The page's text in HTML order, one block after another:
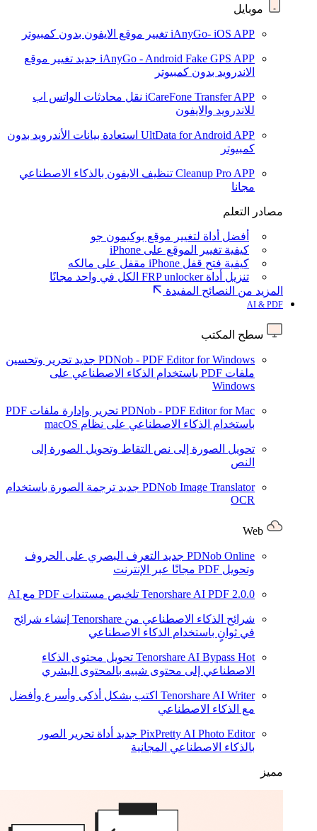
موبايل
iAnyGo- iOS APP تغيير موقع الايفون بدون كمبيوتر
iAnyGo - Android Fake GPS APP جديد تغيير موقع
الاندرويد بدون كمبيوتر
iCareFone Transfer APP نقل محادثات الواتس اب
للاندرويد والايفون
UltData for Android APP استعادة بيانات الأندرويد بدون
كمبيوتر
Cleanup Pro APP تنظيف الايفون بالذكاء الاصطناعي
مجانا
مصادر التعلم
أفضل أداة لتغيير موقع بوكيمون جو
كيفية تغيير الموقع على iPhone
كيفية فتح قفل iPhone مقفل على مالكه
تنزيل أداة FRP unlocker الكل في واحد مجانًا
المزيد من النصائح المفيدة
AI & PDF
سطح المكتب
PDNob - PDF Editor for Windows جديد تحرير وتحسين
ملفات PDF باستخدام الذكاء الاصطناعي على
Windows
PDNob - PDF Editor for Mac
تحرير وإدارة ملفات PDF
باستخدام الذكاء الاصطناعي على نظام macOS
تحويل الصورة إلى نص التقاط وتحويل الصورة إلى
النص
PDNob Image Translator جديد ترجمة الصورة باستخدام
OCR
PDNob Online جديد التعرف البصري على الحروف
وتحويل PDF مجانًا عبر الإنترنت
Tenorshare AI PDF 2.0.0 تلخيص مستندات PDF مع AI
شرائح الذكاء الاصطناعي من Tenorshare
إنشاء شرائح
في ثوانٍ باستخدام الذكاء الاصطناعي
Tenorshare AI Bypass Hot
تحويل محتوى الذكاء
الاصطناعي إلى محتوى شبيه بالمحتوى البشري
Tenorshare AI Writer اكتب بشكل أذكى وأسرع وأفضل
مع الذكاء الاصطناعي
PixPretty AI Photo Editor جديد أداة تحرير الصور
بالذكاء الاصطناعي المجانية
مميز